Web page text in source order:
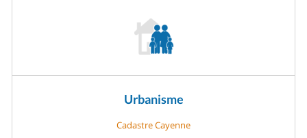
Urbanisme
Cadastre Cayenne